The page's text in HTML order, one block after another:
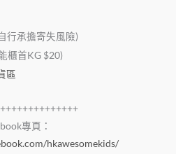
行承擔寄失風險)
櫃首KG $20)
區
專頁：
hkawesomekids/